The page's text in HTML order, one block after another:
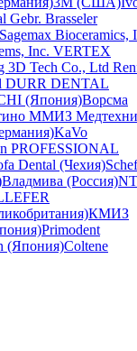
Gebr. Brasseler
Sagemax Bioceramics,
Inc. VERTEX
3D Tech Co., Ltd
DURR DENTAL
(Япония)Ворсма
ММИЗ
KaVo
PROFESSIONAL
Dental (Чехия)
Владмива (Россия)
КМИЗ
Primodent
(Япония)Coltene